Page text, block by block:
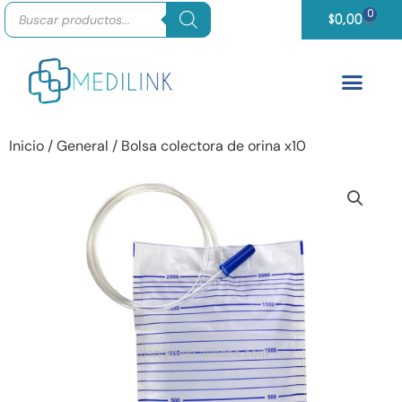
Ir
al
contenido
Búsqueda
productos
$0,00 0
Inicio/General / Bolsa colectora de orina x10